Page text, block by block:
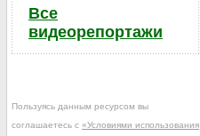
Все
видеорепортажи
Пользуясь данным ресурсом вы
соглашаетесь с «Условиями использования